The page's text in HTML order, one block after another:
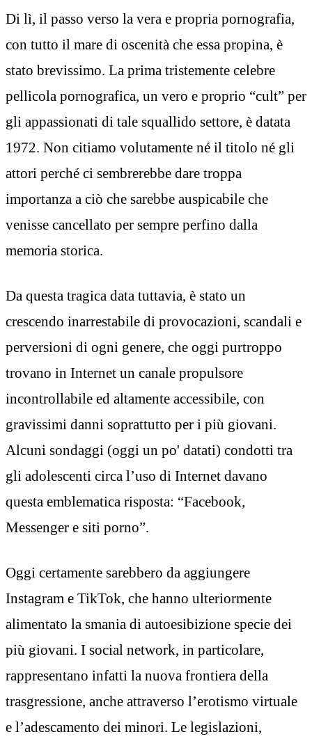
Di lì, il passo verso la vera e propria pornografia,
con tutto il mare di oscenità che essa propina, è
stato brevissimo. La prima tristemente celebre
pellicola pornografica, un vero e proprio “cult” per
gli appassionati di tale squallido settore, è datata
1972. Non citiamo volutamente né il titolo né gli
attori perché ci sembrerebbe dare troppa
importanza a ciò che sarebbe auspicabile che
venisse cancellato per sempre perfino dalla
memoria storica.
Da questa tragica data tuttavia, è stato un
crescendo inarrestabile di provocazioni, scandali e
perversioni di ogni genere, che oggi purtroppo
trovano in Internet un canale propulsore
incontrollabile ed altamente accessibile, con
gravissimi danni soprattutto per i più giovani.
Alcuni sondaggi (oggi un po' datati) condotti tra
gli adolescenti circa l’uso di Internet davano
questa emblematica risposta: “Facebook,
Messenger e siti porno”.
Oggi certamente sarebbero da aggiungere
Instagram e TikTok, che hanno ulteriormente
alimentato la smania di autoesibizione specie dei
più giovani. I social network, in particolare,
rappresentano infatti la nuova frontiera della
trasgressione, anche attraverso l’erotismo virtuale
e l’adescamento dei minori. Le legislazioni,